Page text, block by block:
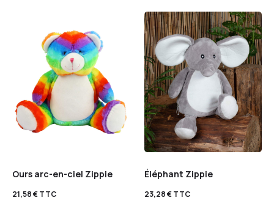
Ours arc-en-ciel Zippie
21,58€TTC
Éléphant Zippie
23,28€TTC